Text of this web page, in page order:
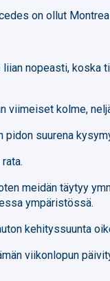
on ollut
nopeasti, koska
viimeiset kolme,
suurena
meidän täytyy
ympäristössä.
kehityssuunta
viikonlopun